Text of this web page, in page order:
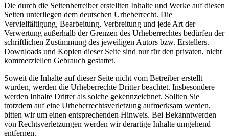
Die durch die Seitenbetreiber erstellten Inhalte und Werke auf diesen
Seiten unterliegen dem deutschen Urheberrecht. Die
Vervielfältigung, Bearbeitung, Verbreitung und jede Art der
Verwertung außerhalb der Grenzen des Urheberrechtes bedürfen der
schriftlichen Zustimmung des jeweiligen Autors bzw. Erstellers.
Downloads und Kopien dieser Seite sind nur für den privaten, nicht
kommerziellen Gebrauch gestattet.
Soweit die Inhalte auf dieser Seite nicht vom Betreiber erstellt
wurden, werden die Urheberrechte Dritter beachtet. Insbesondere
werden Inhalte Dritter als solche gekennzeichnet. Sollten Sie
trotzdem auf eine Urheberrechtsverletzung aufmerksam werden,
bitten wir um einen entsprechenden Hinweis. Bei Bekanntwerden
von Rechtsverletzungen werden wir derartige Inhalte umgehend
entfernen.